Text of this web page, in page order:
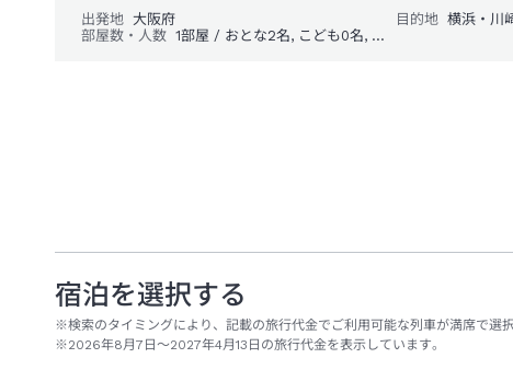
出発地 大阪府 目的地 横浜・川
部屋数・人数
1部屋 / おとな2名, こども0名, 幼児0名
宿泊を選択する
※検索のタイミングにより、記載の旅行代金でご利用可能な列車が満席で選
※2026年8月7日～2027年4月13日の旅行代金を表示しています。